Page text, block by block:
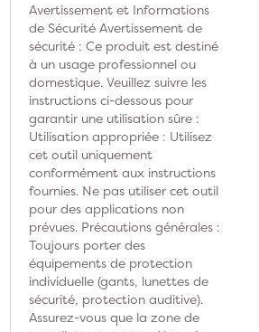
Avertissement et Informations
de Sécurité Avertissement de
sécurité : Ce produit est destiné
à un usage professionnel ou
domestique. Veuillez suivre les
instructions ci-dessous pour
garantir une utilisation sûre :
Utilisation appropriée : Utilisez
cet outil uniquement
conformément aux instructions
fournies. Ne pas utiliser cet outil
pour des applications non
prévues. Précautions générales :
Toujours porter des
équipements de protection
individuelle (gants, lunettes de
sécurité, protection auditive).
Assurez-vous que la zone de